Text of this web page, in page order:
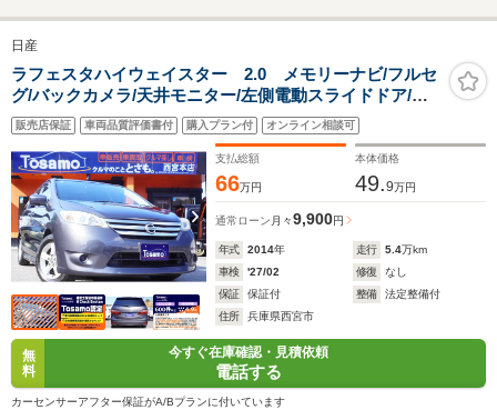
LED/Bluetooth接
滑り防止装置
付ABS/横滑り
ップ/エアバッ
席/エアバッグ
日産
ラフェスタハイウェイスター 2.0 メモリーナビ/フルセ
グ/バックカメラ/天井モニター/左側電動スライドドア/ス
マートキー/ETC/純正アルミホイール/3列シート/7人乗り
販売店保証 車両品質評価書付 購入プラン付 オンライン相談可
支払総額
66万円
本体価格
49.9万円
通常ローン 月々9,900円
年式 2014年 走行 5.4万km
車検
'27/02 修復
なし
保証
保証付 整備
法定整備付
住所
兵庫県西宮市
無
料
今すぐ在庫確認・見積依頼
電話する
カーセンサーアフター保証がA/Bプランに付いています